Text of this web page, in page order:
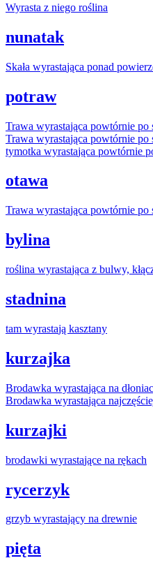
Wyrasta z niego roślina
nunatak
Skała wyrastająca ponad
potraw
Trawa wyrastająca powtórnie po
Trawa wyrastająca powtórnie po
tymotka wyrastająca powtórnie
otawa
Trawa wyrastająca powtórnie po
bylina
roślina wyrastająca z bulwy,
stadnina
tam wyrastają kasztany
kurzajka
Brodawka wyrastająca na
Brodawka wyrastająca
kurzajki
brodawki wyrastające na rękach
rycerzyk
grzyb wyrastający na drewnie
pięta